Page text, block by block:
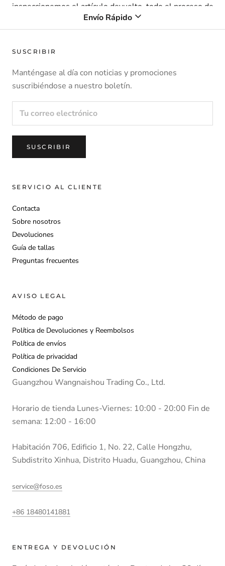
inspeccionemos el artículo devuelto, todo el proceso de
reembolso se completará dentro de 7 días laborables. Esto
incluye nuestro tiempo de procesamiento interno y el tiempo
Tras confirmar que el artículo cumple con las condiciones de
reembolso.
Para obtener más información, consulte nuestra
Envío Rápido
SUSCRIBIR
Manténgase al día con noticias y promociones
suscribiéndose a nuestro boletín.
SUSCRIBIR
SERVICIO AL CLIENTE
Contacta
Sobre nosotros
Devoluciones
Guía de tallas
Preguntas frecuentes
AVISO LEGAL
Método de pago
Política de Devoluciones y Reembolsos
Política de envíos
Política de privacidad
Condiciones De Servicio
Guangzhou Wangnaishou Trading Co., Ltd.
Horario de tienda Lunes-Viernes: 10:00 - 20:00 Fin de
semana: 12:00 - 16:00
Habitación 706, Edificio 1, No. 22, Calle Hongzhu,
Subdistrito Xinhua, Distrito Huadu, Guangzhou, China
service@foso.es
+86 18480141881
ENTREGA Y DEVOLUCIÓN